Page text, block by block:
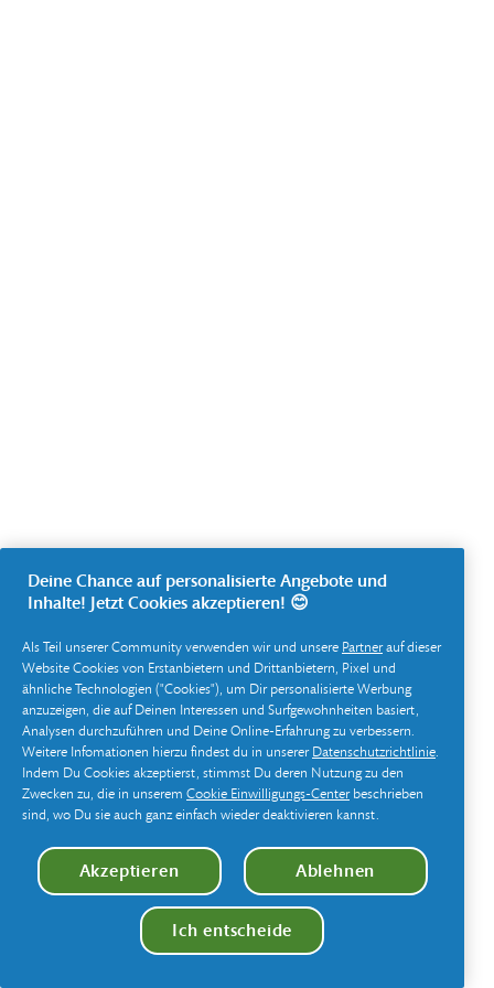
Deine Chance auf personalisierte Angebote und
Inhalte! Jetzt Cookies akzeptieren! 😊
Als Teil unserer Community verwenden wir und unsere Partnerauf dieser
Website Cookies von Erstanbietern und Drittanbietern, Pixel und
ähnliche Technologien ("Cookies"), um Dir personalisierte Werbung
anzuzeigen, die auf Deinen Interessen und Surfgewohnheiten basiert,
Analysen durchzuführen und Deine Online-Erfahrung zu verbessern.
Weitere Infomationen hierzu findest du in unsererDatenschutzrichtlinie.
Indem Du Cookies akzeptierst, stimmst Du deren Nutzung zu den
Zwecken zu, die in unserem Cookie Einwilligungs-Centerbeschrieben
sind, wo Du sie auch ganz einfach wieder deaktivieren kannst.
Akzeptieren Ablehnen
Ich entscheide